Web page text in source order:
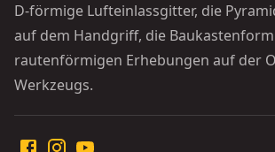
D-förmige Lufteinlassgitter, die
auf dem Handgriff, die
rautenförmigen Erhebungen auf der
Werkzeugs.